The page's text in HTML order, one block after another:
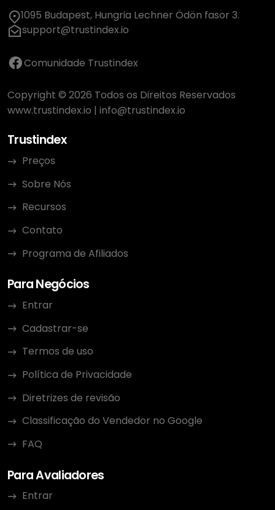
1095 Budapest, Hungria Lechner Ödön fasor 3.
support@trustindex.io
Comunidade Trustindex
Copyright © 2026 Todos os Direitos Reservados
www.trustindex.io | info@trustindex.io
Trustindex
Preços
Sobre Nós
Recursos
Contato
Programa de Afiliados
Para Negócios
Entrar
Cadastrar-se
Termos de uso
Política de Privacidade
Diretrizes de revisão
Classificação do Vendedor no Google
FAQ
Para Avaliadores
Entrar